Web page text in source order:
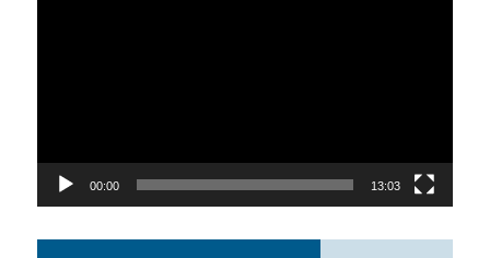
00:00 13:03